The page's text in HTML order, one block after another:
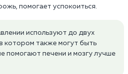
помогает успокоиться.
используют до двух
котором также могут быть
помогают печени и мозгу лучше